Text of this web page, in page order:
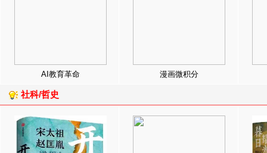
AI教育革命 漫画微积分
社科/哲史